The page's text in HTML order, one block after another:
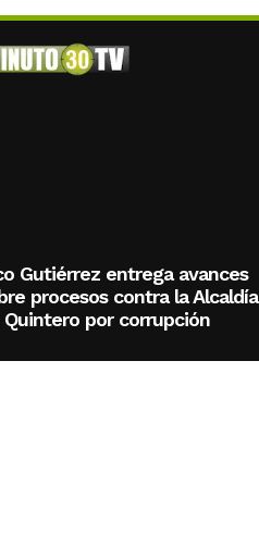
Gutiérrez entrega avances
procesos contra la Alcaldía
Quintero por corrupción